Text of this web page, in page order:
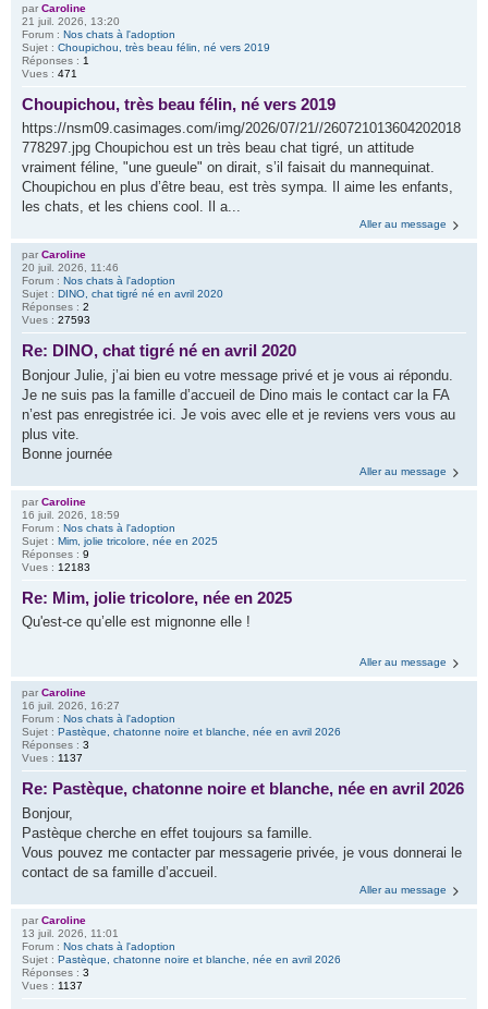
par Caroline
21 juil. 2026, 13:20
Forum : Nos chats à l'adoption
Sujet : Choupichou, très beau félin, né vers 2019
Réponses : 1
Vues : 471
Choupichou, très beau félin, né vers 2019
https://nsm09.casimages.com/img/2026/07/21//260721013604202018
778297.jpg Choupichou est un très beau chat tigré, un attitude
vraiment féline, "une gueule" on dirait, s’il faisait du mannequinat.
Choupichou en plus d’être beau, est très sympa. Il aime les enfants,
les chats, et les chiens cool. Il a...
Aller au message
par Caroline
20 juil. 2026, 11:46
Forum : Nos chats à l'adoption
Sujet : DINO, chat tigré né en avril 2020
Réponses : 2
Vues : 27593
Re: DINO, chat tigré né en avril 2020
Bonjour Julie, j’ai bien eu votre message privé et je vous ai répondu.
Je ne suis pas la famille d’accueil de Dino mais le contact car la FA
n’est pas enregistrée ici. Je vois avec elle et je reviens vers vous au
plus vite.
Bonne journée
Aller au message
par Caroline
16 juil. 2026, 18:59
Forum : Nos chats à l'adoption
Sujet : Mim, jolie tricolore, née en 2025
Réponses : 9
Vues : 12183
Re: Mim, jolie tricolore, née en 2025
Qu'est-ce qu’elle est mignonne elle !
Aller au message
par Caroline
16 juil. 2026, 16:27
Forum : Nos chats à l'adoption
Sujet : Pastèque, chatonne noire et blanche, née en avril 2026
Réponses : 3
Vues : 1137
Re: Pastèque, chatonne noire et blanche, née en avril 2026
Bonjour,
Pastèque cherche en effet toujours sa famille.
Vous pouvez me contacter par messagerie privée, je vous donnerai le
contact de sa famille d’accueil.
Aller au message
par Caroline
13 juil. 2026, 11:01
Forum : Nos chats à l'adoption
Sujet : Pastèque, chatonne noire et blanche, née en avril 2026
Réponses : 3
Vues : 1137